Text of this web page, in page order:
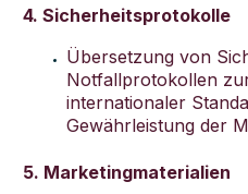
4. Sicherheitsprotokolle
Übersetzung von
Notfallprotokollen
internationaler
Gewährleistung der
5. Marketingmaterialien